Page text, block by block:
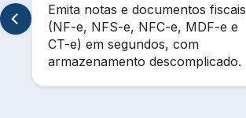
Emita notas e documentos fiscais
(NF-e, NFS-e, NFC-e, MDF-e e
CT-e) em segundos, com
armazenamento descomplicado.